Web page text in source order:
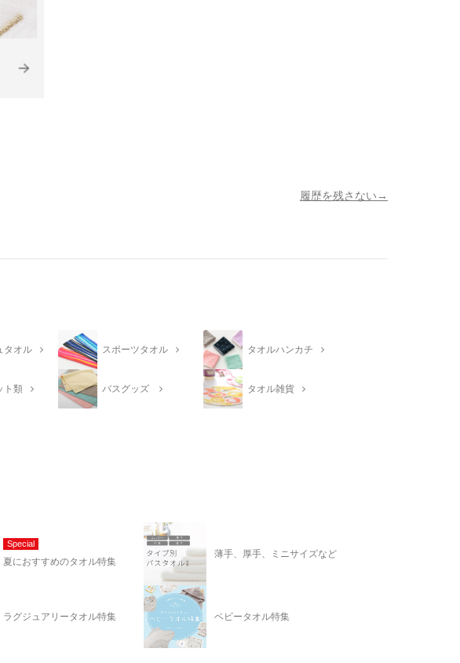
履歴を残さない
タオル スポーツタオル タオルハンカチ
ト類 バスグッズ タオル雑貨
Special
夏におすすめのタオル特集
薄手、厚手、ミニサイズなど
ラグジュアリータオル特集 ベビータオル特集